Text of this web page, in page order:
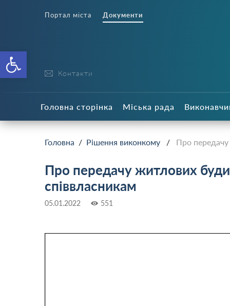
Відкрити Панель
Портал міста Документи
Контакти
Головна сторінка Міська рада
Головна / Рішення виконкому / Про передачу
Про передачу житлових
співвласникам
05.01.2022 551